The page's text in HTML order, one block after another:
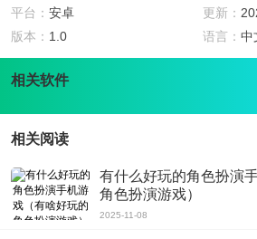
务企业准确营销!
2、微信的所有操作都可以一键实现，可以更好的帮
3、带微信多开虚拟定位，自动回复带常规发环，
区域检测!
2、站街宝官网最新ios苹果手机版app通过模拟定
街，玩你想玩的!
软件评测
自动临街站立，虚拟定位，站街宝官网最新ios苹果
平台： 安卓 更新：
版本： 1.0 语言： 中
相关软件
相关阅读
有什么好玩的角色扮演
角色扮演游戏）
2025-11-08